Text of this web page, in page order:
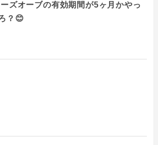
ズオーブの有効期間が5ヶ月かやっ
？😊